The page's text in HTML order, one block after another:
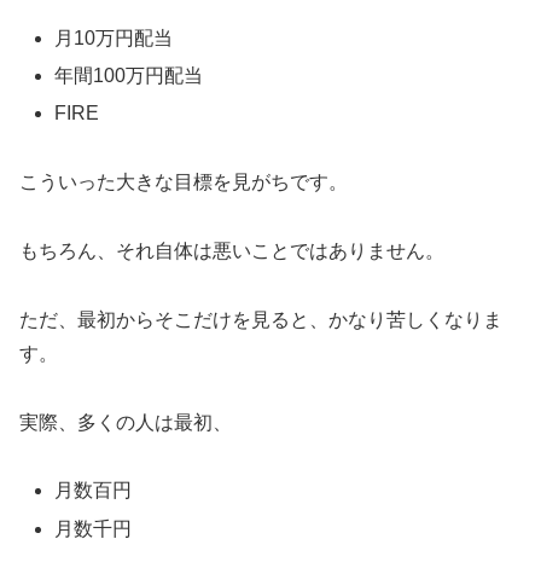
月10万円配当
年間100万円配当
FIRE
こういった大きな目標を見がちです。
もちろん、それ自体は悪いことではありません。
ただ、最初からそこだけを見ると、かなり苦しくなりま
す。
実際、多くの人は最初、
月数百円
月数千円